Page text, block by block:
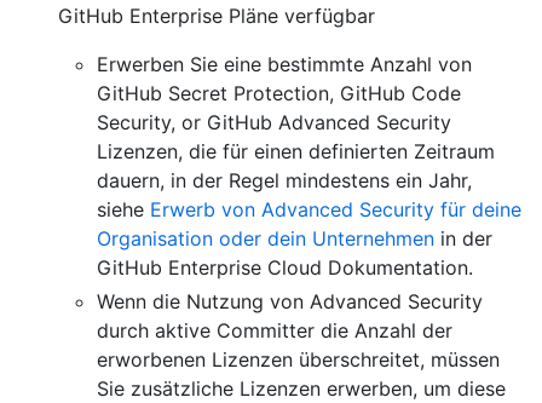
GitHub Enterprise Pläne verfügbar
Erwerben Sie eine bestimmte Anzahl von
GitHub Secret Protection, GitHub Code
Security, or GitHub Advanced Security
Lizenzen, die für einen definierten Zeitraum
dauern, in der Regel mindestens ein Jahr,
siehe Erwerb von Advanced Security für deine
Organisation oder dein Unternehmen in der
GitHub Enterprise Cloud Dokumentation.
Wenn die Nutzung von Advanced Security
durch aktive Committer die Anzahl der
erworbenen Lizenzen überschreitet, müssen
Sie zusätzliche Lizenzen erwerben, um diese